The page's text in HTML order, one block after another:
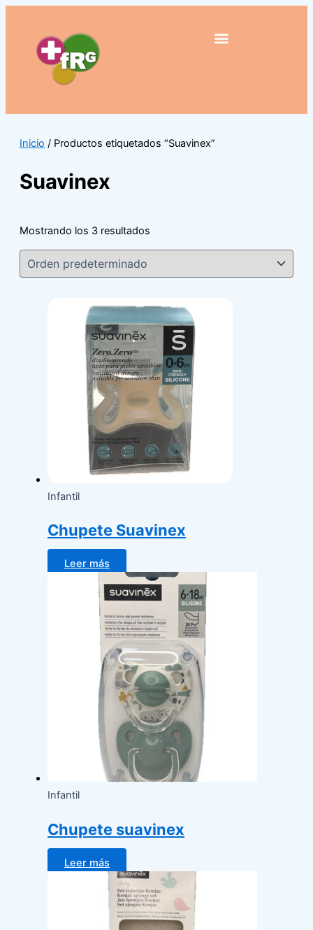
Ir
contenido
Inicio / Productos etiquetados “Suavinex”
Suavinex
Mostrando los 3 resultados
Infantil
Chupete Suavinex
Leer más
Infantil
Chupete suavinex
Leer más